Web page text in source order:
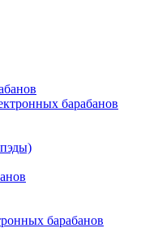
барабанов
барабанов